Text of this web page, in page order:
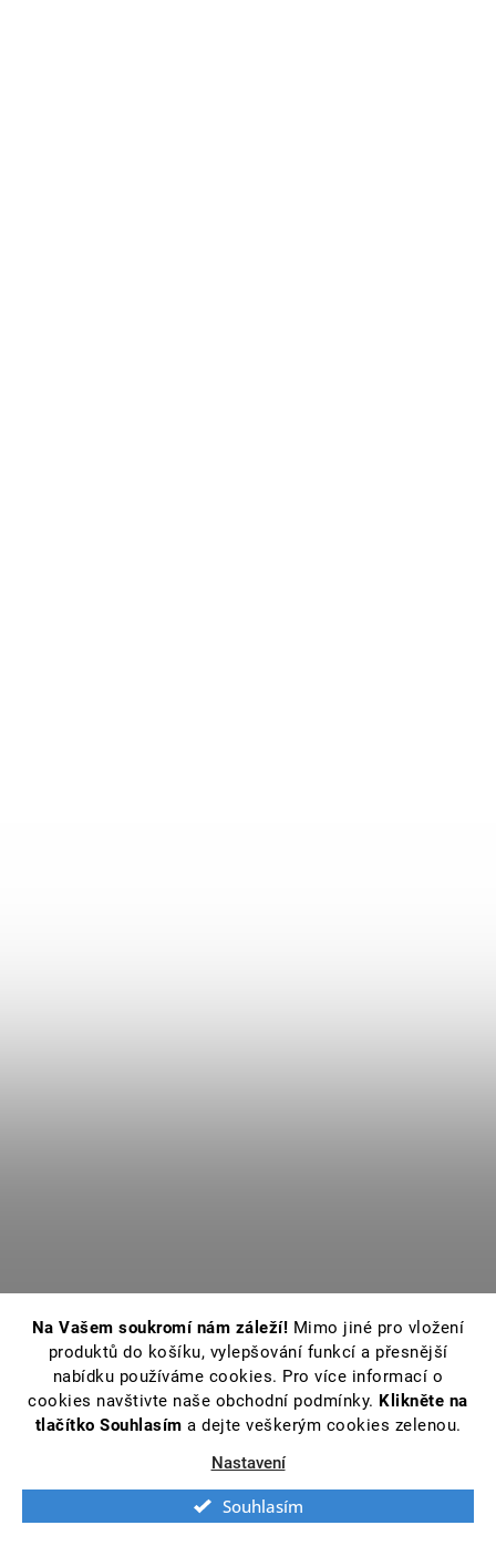
Na Vašem soukromí nám záleží! Mimo jiné pro vložení
produktů do košíku, vylepšování funkcí a přesnější
nabídku používáme cookies. Pro více informací o
cookies navštivte naše obchodní podmínky. Klikněte na
tlačítko Souhlasím a dejte veškerým cookies zelenou.
Nastavení
Souhlasím